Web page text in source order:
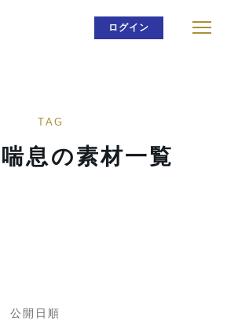
ログイン
TAG
息の素材一覧
公開日順